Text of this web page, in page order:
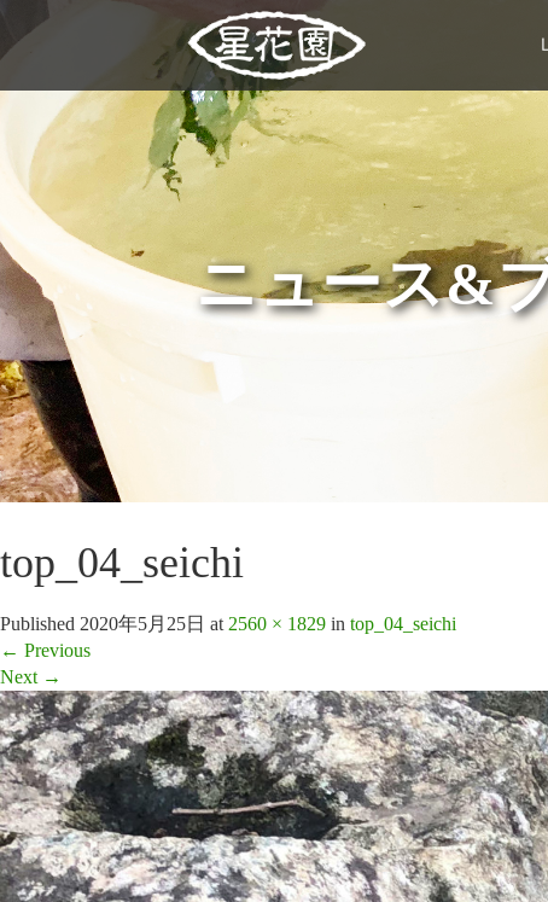
ニュース&
top_04_seichi
Published 2020年5月25日 at 2560 × 1829 in top_04_seichi
← Previous
Next →